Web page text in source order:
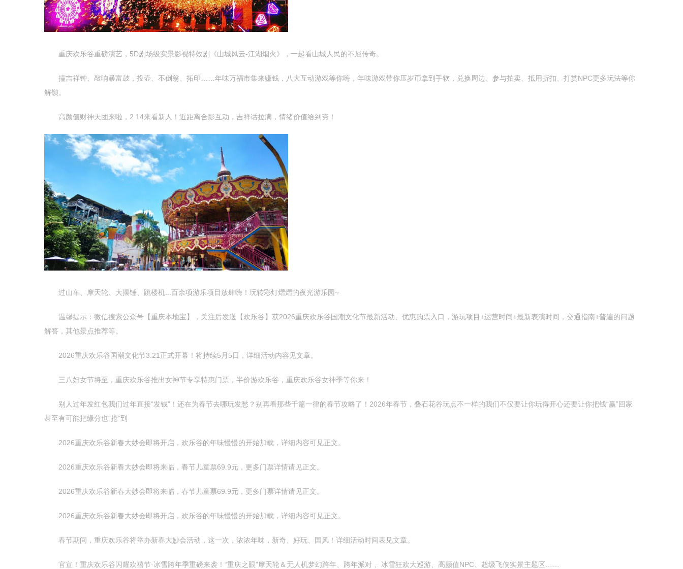
重庆欢乐谷重磅演艺，5D剧场级实景影视特效剧《山城风云-江湖烟火》，一起看山城人民的不屈传奇。
撞吉祥钟、敲响暴富鼓，投壶、不倒翁、拓印……年味万福市集来赚钱，八大互动游戏等你嗨，年味游戏带你压岁币拿到手软，兑换周边、参与拍卖、抵用折扣、打赏NPC更多玩法等你
解锁。
高颜值财神天团来啦，2.14来看新人！近距离合影互动，吉祥话拉满，情绪价值给到夯！
过山车、摩天轮、大摆锤、跳楼机...百余项游乐项目放肆嗨！玩转彩灯熠熠的夜光游乐园~
温馨提示：微信搜索公众号【重庆本地宝】，关注后发送【欢乐谷】获2026重庆欢乐谷国潮文化节最新活动、优惠购票入口，游玩项目+运营时间+最新表演时间，交通指南+普遍的问题
解答，其他景点推荐等。
2026重庆欢乐谷国潮文化节3.21正式开幕！将持续5月5日，详细活动内容见文章。
三八妇女节将至，重庆欢乐谷推出女神节专享特惠门票，半价游欢乐谷，重庆欢乐谷女神季等你来！
别人过年发红包我们过年直接“发钱”！还在为春节去哪玩发愁？别再看那些千篇一律的春节攻略了！2026年春节，叠石花谷玩点不一样的我们不仅要让你玩得开心还要让你把钱“赢”回家
甚至有可能把缘分也“抢”到
2026重庆欢乐谷新春大妙会即将开启，欢乐谷的年味慢慢的开始加载，详细内容可见正文。
2026重庆欢乐谷新春大妙会即将来临，春节儿童票69.9元，更多门票详情请见正文。
2026重庆欢乐谷新春大妙会即将来临，春节儿童票69.9元，更多门票详情请见正文。
2026重庆欢乐谷新春大妙会即将开启，欢乐谷的年味慢慢的开始加载，详细内容可见正文。
春节期间，重庆欢乐谷将举办新春大妙会活动，这一次，浓浓年味，新奇、好玩、国风！详细活动时间表见文章。
官宣！重庆欢乐谷闪耀欢禧节·冰雪跨年季重磅来袭！“重庆之眼”摩天轮＆无人机梦幻跨年、跨年派对 、冰雪狂欢大巡游、高颜值NPC、超级飞侠实景主题区……